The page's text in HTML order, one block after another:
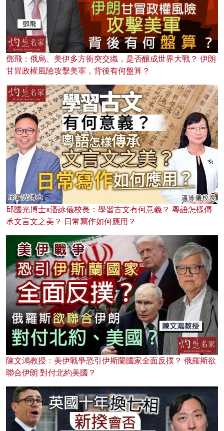
鄧飛：俄烏、美伊多方衝突交織，是否釀成世界大戰？ 伊朗
甘冒政權風險攻擊美軍，背後有何盤算？
邱國光博士x潘詠儀校長：學習古文有何意義？ 粵語怎樣傳
承文言文之美？ 日常寫作如何應用？
陳文鴻教授：美伊戰爭恐引伊斯蘭國家全面反撲？ 俄羅斯欲
聯合伊朗 對付北約美國？